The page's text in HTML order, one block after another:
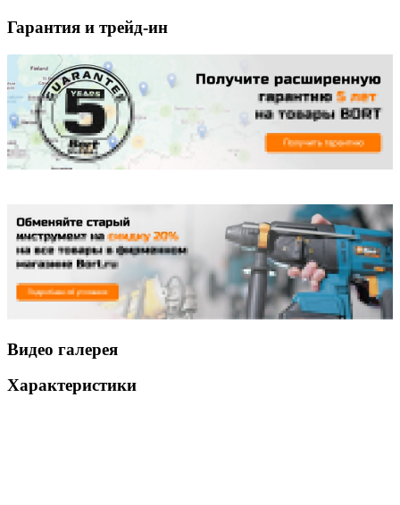
Гарантия и трейд-ин
Видео галерея
Характеристики